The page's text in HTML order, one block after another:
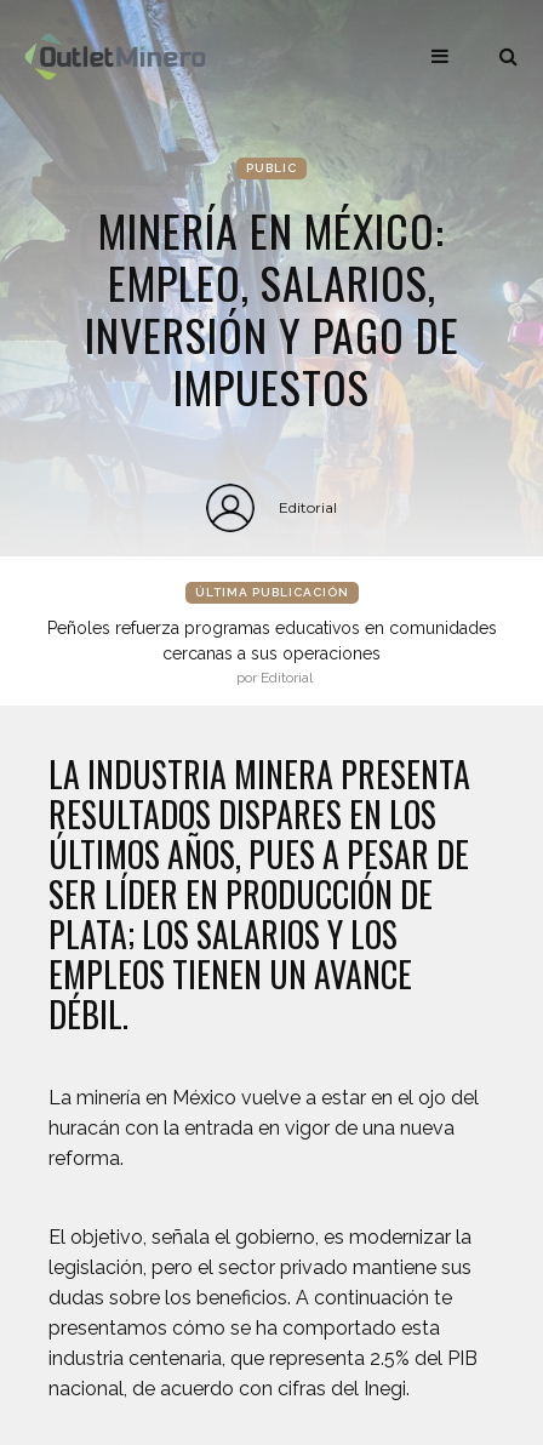
PUBLIC
MINERÍA EN MÉXICO:
EMPLEO, SALARIOS,
INVERSIÓN Y PAGO DE
IMPUESTOS
Editorial
ÚLTIMA PUBLICACIÓN
Peñoles refuerza programas educativos en comunidades
cercanas a sus operaciones
por Editorial
LA INDUSTRIA MINERA PRESENTA
RESULTADOS DISPARES EN LOS
ÚLTIMOS AÑOS, PUES A PESAR DE
SER LÍDER EN PRODUCCIÓN DE
PLATA; LOS SALARIOS Y LOS
EMPLEOS TIENEN UN AVANCE
DÉBIL.
La minería en México vuelve a estar en el ojo del
huracán con la entrada en vigor de una nueva
reforma.
El objetivo, señala el gobierno, es modernizar la
legislación, pero el sector privado mantiene sus
dudas sobre los beneficios. A continuación te
presentamos cómo se ha comportado esta
industria centenaria, que representa 2.5% del PIB
nacional, de acuerdo con cifras del Inegi.